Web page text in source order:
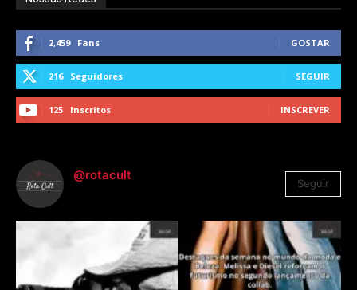
2,459 Fans GOSTAR
216 Seguidores SEGUIR
125 Inscritos INSCREVER
@rotacult
Seguir